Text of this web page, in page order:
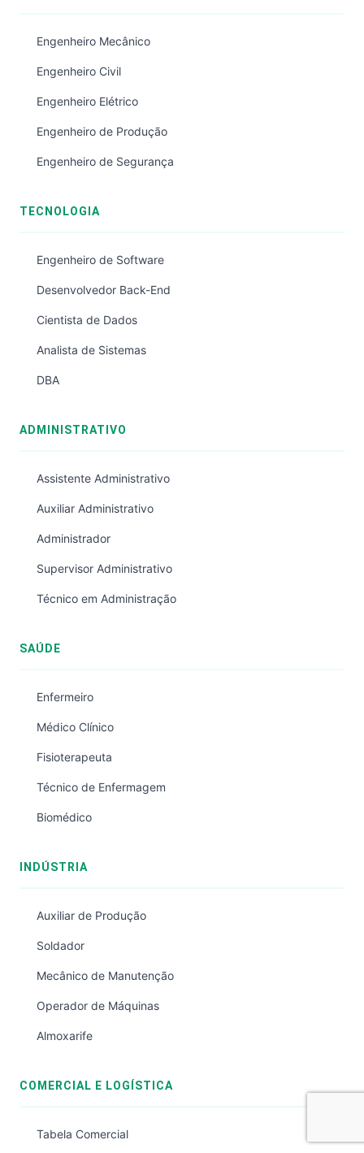
Engenheiro Mecânico
Engenheiro Civil
Engenheiro Elétrico
Engenheiro de Produção
Engenheiro de Segurança
TECNOLOGIA
Engenheiro de Software
Desenvolvedor Back-End
Cientista de Dados
Analista de Sistemas
DBA
ADMINISTRATIVO
Assistente Administrativo
Auxiliar Administrativo
Administrador
Supervisor Administrativo
Técnico em Administração
SAÚDE
Enfermeiro
Médico Clínico
Fisioterapeuta
Técnico de Enfermagem
Biomédico
INDÚSTRIA
Auxiliar de Produção
Soldador
Mecânico de Manutenção
Operador de Máquinas
Almoxarife
COMERCIAL E LOGÍSTICA
Tabela Comercial